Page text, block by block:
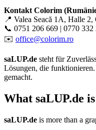
Kontakt Colorim
📍 Valea Seacă 1A, Halle
📞 0751 206 669 | 0770 332
✉️ office@colorim.ro
saLUP.de steht für
Lösungen, die
gemacht.
What saLUP.de is
saLUP.de is more than a